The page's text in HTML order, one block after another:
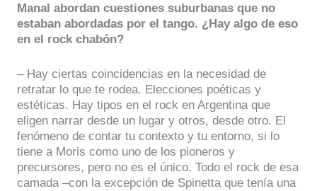
Manal abordan cuestiones suburbanas que no
estaban abordadas por el tango. ¿Hay algo de eso
en el rock chabón?
– Hay ciertas coincidencias en la necesidad de
retratar lo que te rodea. Elecciones poéticas y
estéticas. Hay tipos en el rock en Argentina que
eligen narrar desde un lugar y otros, desde otro. El
fenómeno de contar tu contexto y tu entorno, si lo
tiene a Moris como uno de los pioneros y
precursores, pero no es el único. Todo el rock de esa
camada –con la excepción de Spinetta que tenía una